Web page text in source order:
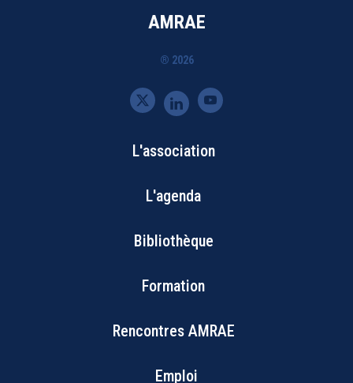
AMRAE
® 2026
Bottom
Footer
Menu
L'association
L'agenda
Bibliothèque
Formation
Rencontres AMRAE
Emploi